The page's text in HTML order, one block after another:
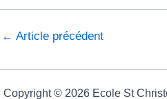
← Article précédent
Copyright © 2026 Ecole St